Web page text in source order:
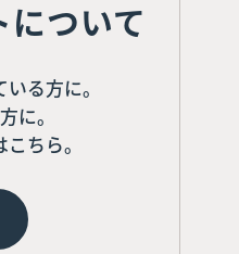
ついて
る方に。
に。
ちら。